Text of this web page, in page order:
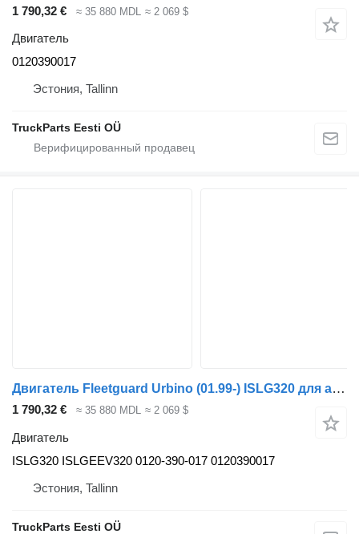
1 790,32 € ≈ 35 880 MDL ≈ 2 069 $
Двигатель
0120390017
Эстония, Tallinn
TruckParts Eesti OÜ
Двигатель Fleetguard Urbino (01.99-) ISLG320 для автобуса Solaris Urbino, Alpino, Vacanza (1999-)
1 790,32 € ≈ 35 880 MDL ≈ 2 069 $
Двигатель
ISLG320 ISLGEEV320 0120-390-017 0120390017
Эстония, Tallinn
TruckParts Eesti OÜ